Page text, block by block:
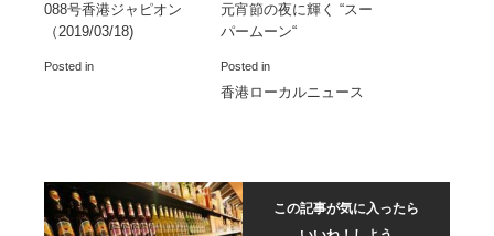
088号香港ジャピオン
（2019/03/18)
Posted in
元宵節の夜に輝く “スー
パームーン“
Posted in
香港ローカルニュース
この記事が気に入ったら